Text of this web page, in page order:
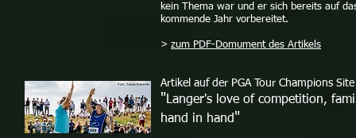
kein Thema war und er sich bereits auf
kommende Jahr vorbereitet.
> zum PDF-Domument des Artikels
Artikel auf der PGA Tour Champions Site
"Langer's love of competition,
hand in hand"